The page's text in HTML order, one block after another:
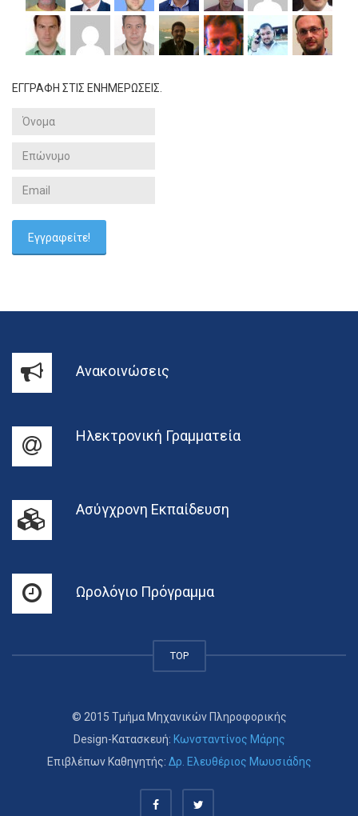
ΕΓΓΡΑΦΗ ΣΤΙΣ ΕΝΗΜΕΡΩΣΕΙΣ.
Ανακοινώσεις
Ηλεκτρονική Γραμματεία
Ασύγχρονη Εκπαίδευση
Ωρολόγιο Πρόγραμμα
TOP
© 2015 Τμήμα Μηχανικών Πληροφορικής
Design-Κατασκευή: Κωνσταντίνος Μάρης
Επιβλέπων Καθηγητής: Δρ. Ελευθέριος Μωυσιάδης